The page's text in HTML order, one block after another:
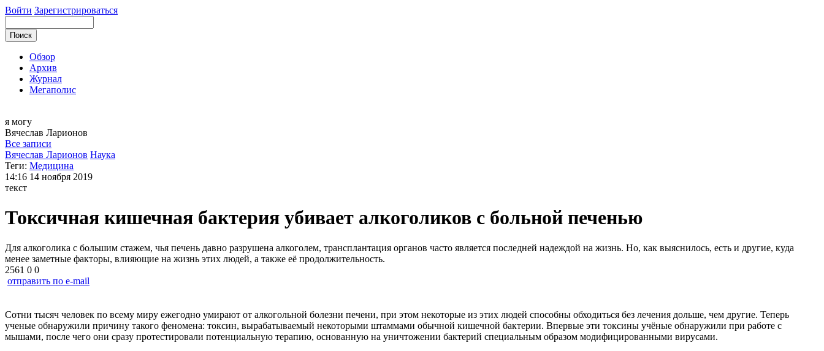
Войти Зарегистрироваться
Обзор
Архив
Журнал
Мегаполис
я могу
Вячеслав Ларионов
Все записи
Вячеслав Ларионов Наука
Теги: Медицина
14:16 14 ноября 2019
текст
Токсичная кишечная бактерия убивает алкоголиков с больной печенью
Для алкоголика с большим стажем, чья печень давно разрушена алкоголем, трансплантация органов часто является последней надеждой на жизнь. Но, как выяснилось, есть и другие, куда
менее заметные факторы, влияющие на жизнь этих людей, а также её продолжительность.
2561 0 0
отправить по e-mail
Сотни тысяч человек по всему миру ежегодно умирают от алкогольной болезни печени, при этом некоторые из этих людей способны обходиться без лечения дольше, чем другие. Теперь
ученые обнаружили причину такого феномена: токсин, вырабатываемый некоторыми штаммами обычной кишечной бактерии. Впервые эти токсины учёные обнаружили при работе с
мышами, после чего они сразу протестировали потенциальную терапию, основанную на уничтожении бактерий специальным образом модифицированными вирусами.